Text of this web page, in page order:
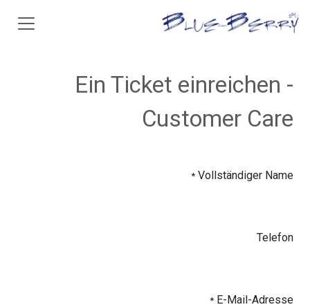
Ein Ticket einreichen -
Customer Care
Vollständiger Name
*
Telefon
E-Mail-Adresse
*